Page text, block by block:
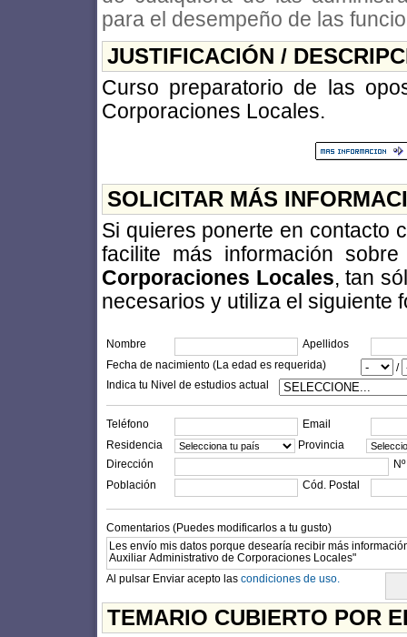
para el desempeño de las
JUSTIFICACIÓN /
Curso preparatorio de las
Corporaciones Locales.
SOLICITAR MÁS
Si quieres ponerte en contacto
facilite más información
Corporaciones Locales, tan
necesarios y utiliza el siguiente
Nombre
Apellidos
Fecha de nacimiento (La edad es requerida)
/
Indica tu Nivel de estudios actual
Teléfono
Email
Residencia
Provincia
Dirección
Nº
Población
Cód. Postal
Comentarios (Puedes modificarlos a tu gusto)
Al pulsar Enviar acepto las condiciones de uso.
TEMARIO CUBIERTO POR